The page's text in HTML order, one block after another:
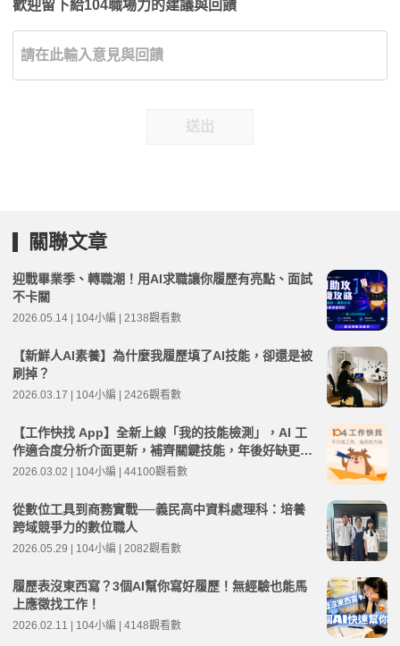
歡迎留下給104職場力的建議與回饋
送出
關聯文章
迎戰畢業季、轉職潮！用AI求職讓你履歷有亮點、面試
不卡關
2026.05.14 | 104小編 | 2138觀看數
【新鮮人AI素養】為什麼我履歷填了AI技能，卻還是被
刷掉？
2026.03.17 | 104小編 | 2426觀看數
【工作快找 App】全新上線「我的技能檢測」，AI 工
作適合度分析介面更新，補齊關鍵技能，年後好缺更有
把握｜3.30.0 版本更新教學
2026.03.02 | 104小編 | 44100觀看數
從數位工具到商務實戰──義民高中資料處理科：培養
跨域競爭力的數位職人
2026.05.29 | 104小編 | 2082觀看數
履歷表沒東西寫？3個AI幫你寫好履歷！無經驗也能馬
上應徵找工作！
2026.02.11 | 104小編 | 4148觀看數